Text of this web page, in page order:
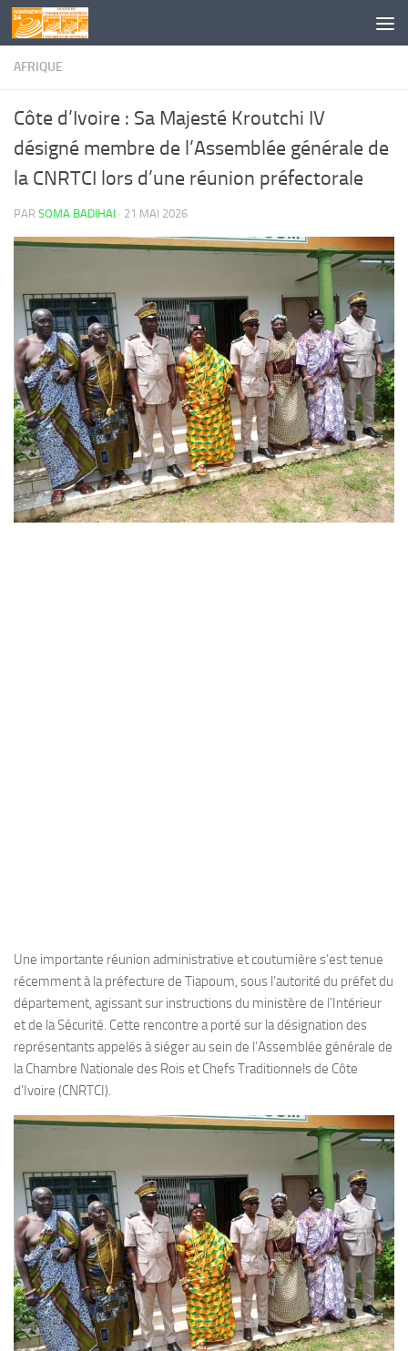
Skip to content
AFRIQUE
Côte d’Ivoire : Sa Majesté Kroutchi IV
désigné membre de l’Assemblée générale de
la CNRTCI lors d’une réunion préfectorale
PAR SOMA BADIHAI · 21 MAI 2026
Une importante réunion administrative et coutumière s’est tenue
récemment à la préfecture de Tiapoum, sous l’autorité du préfet du
département, agissant sur instructions du ministère de l’Intérieur
et de la Sécurité. Cette rencontre a porté sur la désignation des
représentants appelés à siéger au sein de l’Assemblée générale de
la Chambre Nationale des Rois et Chefs Traditionnels de Côte
d’Ivoire (CNRTCI).